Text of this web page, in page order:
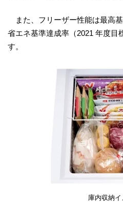
また、フリーザー性能は最高基
省エネ基準達成率（2021 年度目
す。
庫内収納イ